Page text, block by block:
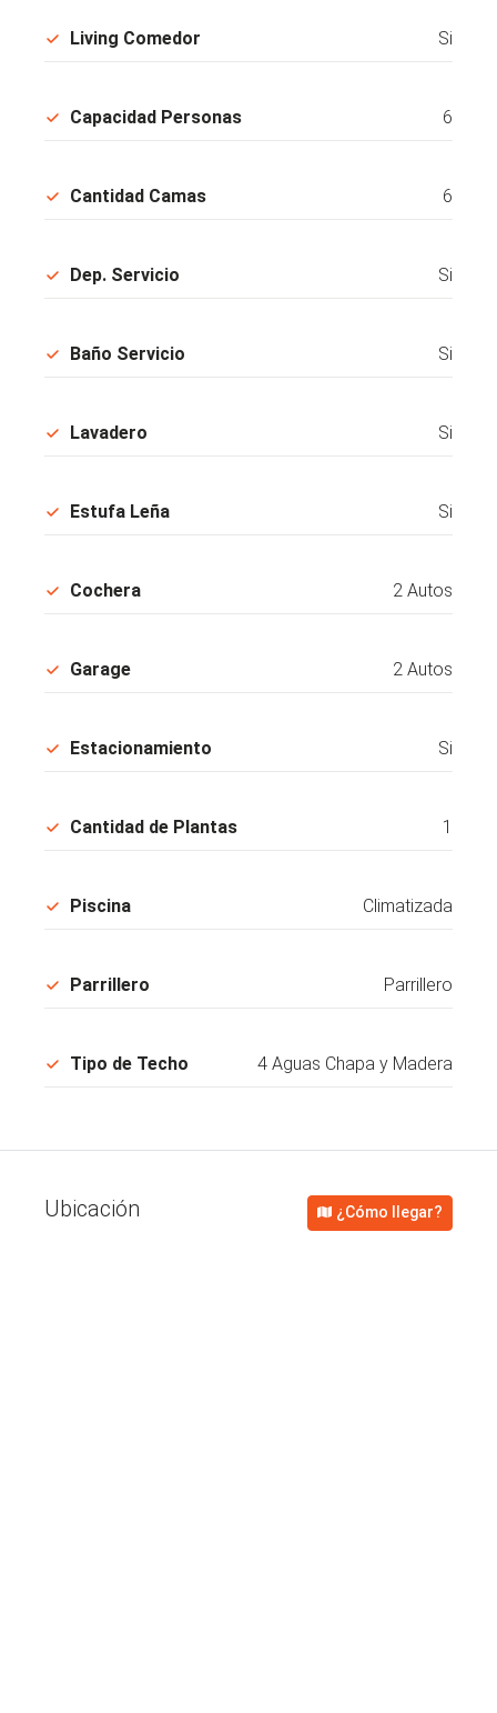
Living Comedor Si
Capacidad Personas 6
Cantidad Camas 6
Dep. Servicio Si
Baño Servicio Si
Lavadero Si
Estufa Leña Si
Cochera 2 Autos
Garage 2 Autos
Estacionamiento Si
Cantidad de Plantas 1
Piscina Climatizada
Parrillero Parrillero
Tipo de Techo 4 Aguas Chapa y Madera
Ubicación ¿Cómo llegar?